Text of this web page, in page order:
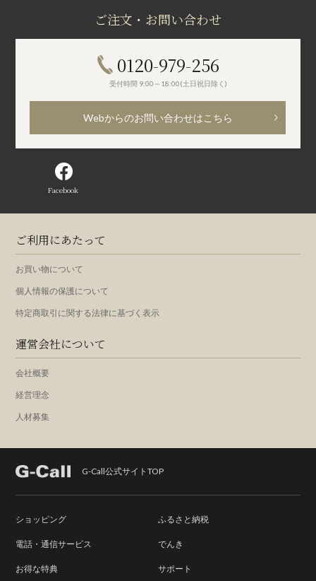
ご注文・お問い合わせ
0120-979-256
受付時間 9:00～18:00(土日祝日除く)
Webからのお問い合わせはこちら
Facebook
ご利用にあたって
お買い物について
個人情報の保護について
特定商取引に関する法律に基づく表示
運営会社について
会社概要
経営理念
人材募集
G-Call公式サイトTOP
ショッピング ふるさと納税
電話・通信サービス でんき
お得な特典 サポート